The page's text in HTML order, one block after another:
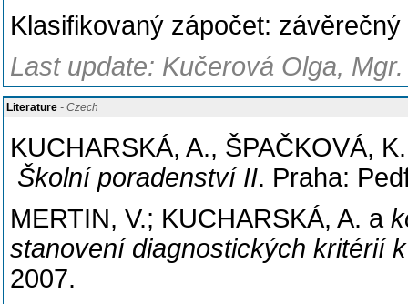
Klasifikovaný zápočet: závěrečný
Last update: Kučerová Olga,
Literature - Czech
KUCHARSKÁ, A., ŠPAČKOVÁ,
Školní poradenství II. Praha:
MERTIN, V.; KUCHARSKÁ, A. a
stanovení diagnostických kritérií
2007.